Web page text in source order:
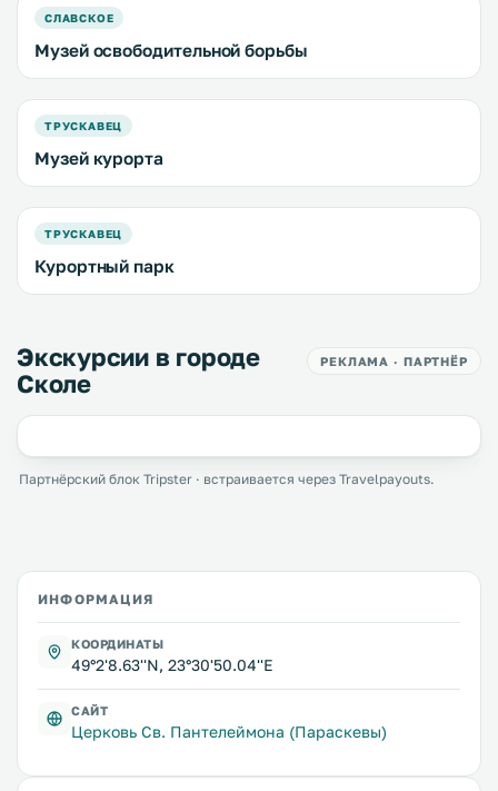
СЛАВСКОЕ
Музей освободительной борьбы
ТРУСКАВЕЦ
Музей курорта
ТРУСКАВЕЦ
Курортный парк
Экскурсии в городе
Сколе
РЕКЛАМА · ПАРТНЁР
Партнёрский блок Tripster · встраивается через Travelpayouts.
ИНФОРМАЦИЯ
КООРДИНАТЫ
49°2'8.63''N, 23°30'50.04''E
САЙТ
Церковь Св. Пантелеймона (Параскевы)